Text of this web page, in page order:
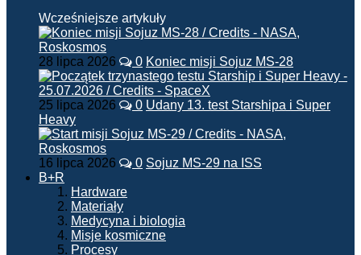
Wcześniejsze artykuły
28 lipca 2026 0 Koniec misji Sojuz MS-28
25 lipca 2026 0 Udany 13. test Starshipa i Super
Heavy
16 lipca 2026 0 Sojuz MS-29 na ISS
B+R
Hardware
Materiały
Medycyna i biologia
Misje kosmiczne
Procesy